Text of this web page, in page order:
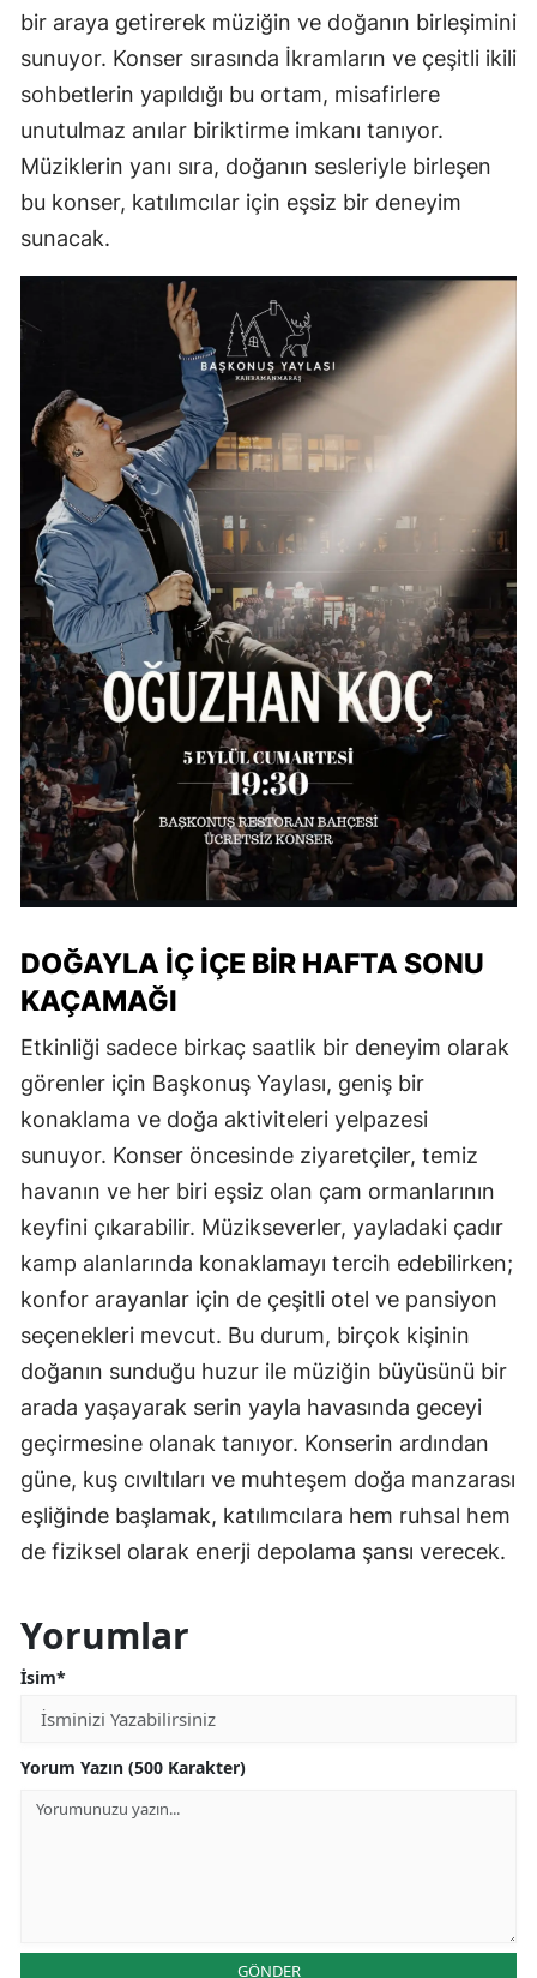
bir araya getirerek müziğin ve doğanın birleşimini
sunuyor. Konser sırasında İkramların ve çeşitli ikili
sohbetlerin yapıldığı bu ortam, misafirlere
unutulmaz anılar biriktirme imkanı tanıyor.
Müziklerin yanı sıra, doğanın sesleriyle birleşen
bu konser, katılımcılar için eşsiz bir deneyim
sunacak.
DOĞAYLA İÇ İÇE BİR HAFTA SONU
KAÇAMAĞI
Etkinliği sadece birkaç saatlik bir deneyim olarak
görenler için Başkonuş Yaylası, geniş bir
konaklama ve doğa aktiviteleri yelpazesi
sunuyor. Konser öncesinde ziyaretçiler, temiz
havanın ve her biri eşsiz olan çam ormanlarının
keyfini çıkarabilir. Müzikseverler, yayladaki çadır
kamp alanlarında konaklamayı tercih edebilirken;
konfor arayanlar için de çeşitli otel ve pansiyon
seçenekleri mevcut. Bu durum, birçok kişinin
doğanın sunduğu huzur ile müziğin büyüsünü bir
arada yaşayarak serin yayla havasında geceyi
geçirmesine olanak tanıyor. Konserin ardından
güne, kuş cıvıltıları ve muhteşem doğa manzarası
eşliğinde başlamak, katılımcılara hem ruhsal hem
de fiziksel olarak enerji depolama şansı verecek.
Yorumlar
İsim*
Yorum Yazın (500 Karakter)
GÖNDER